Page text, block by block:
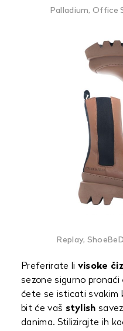
Palladium, Office
Replay,
Preferirate li visoke
sezone sigurno pronaći
ćete se isticati svakim
bit će vaš stylish
danima. Stilizirajte ih